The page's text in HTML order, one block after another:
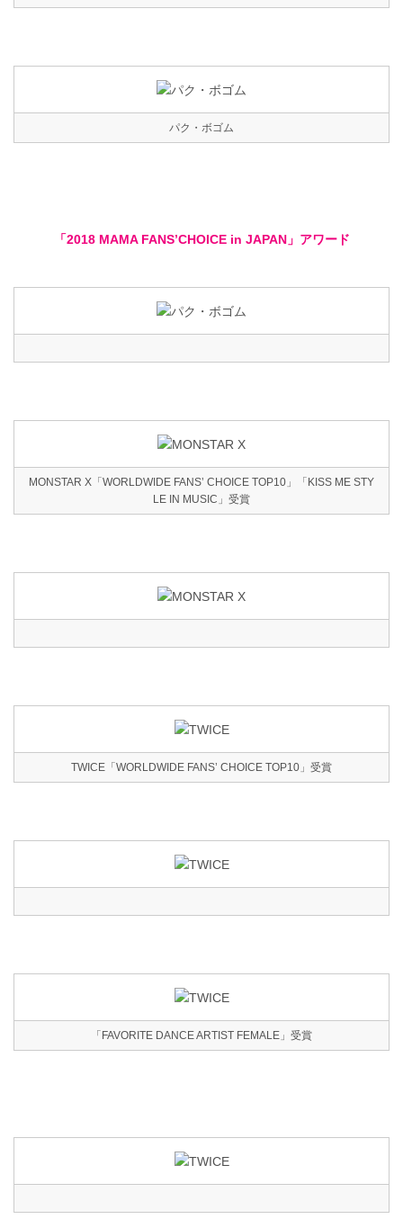
パク・ボゴム
「2018 MAMA FANS’CHOICE in JAPAN」アワード
MONSTAR X「WORLDWIDE FANS’ CHOICE TOP10」「KISS ME STY
LE IN MUSIC」受賞
TWICE「WORLDWIDE FANS’ CHOICE TOP10」受賞
「FAVORITE DANCE ARTIST FEMALE」受賞